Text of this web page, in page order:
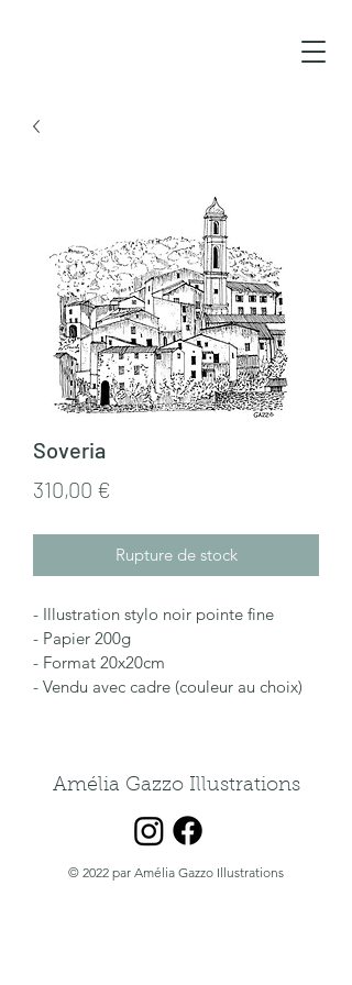
Soveria
310,00 €
Rupture de stock
- Illustration stylo noir pointe fine
- Papier 200g
- Format 20x20cm
- Vendu avec cadre (couleur au choix)
Amélia Gazzo Illustrations
© 2022 par Amélia Gazzo Illustrations